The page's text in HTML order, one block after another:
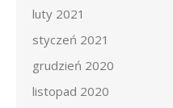
luty 2021
styczeń 2021
grudzień 2020
listopad 2020